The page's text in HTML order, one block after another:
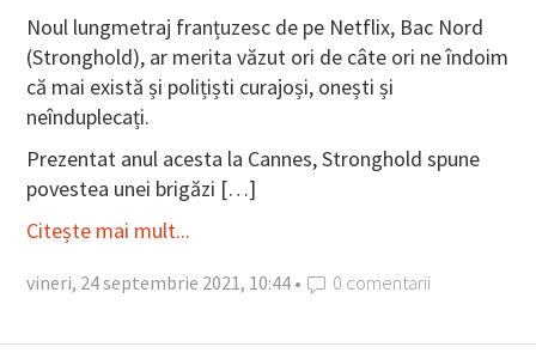
Noul lungmetraj franțuzesc de pe Netflix, Bac Nord
(Stronghold), ar merita văzut ori de câte ori ne îndoim
că mai există și polițiști curajoși, onești și
neînduplecați.
Prezentat anul acesta la Cannes, Stronghold spune
povestea unei brigăzi […]
Citește mai mult...
vineri, 24 septembrie 2021, 10:44 • 0 comentarii